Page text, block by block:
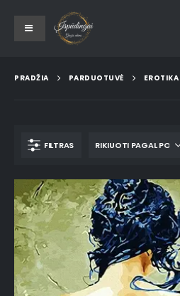
PRADŽIA PARDUOTUVĖ EROTIKA
FILTRAS